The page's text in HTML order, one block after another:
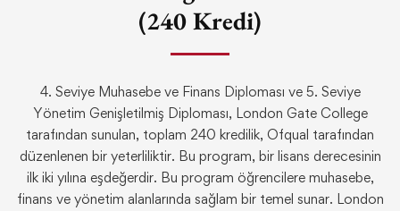
(240 Kredi)
4. Seviye Muhasebe ve Finans Diploması ve 5. Seviye
Yönetim Genişletilmiş Diploması, London Gate College
tarafından sunulan, toplam 240 kredilik, Ofqual tarafından
düzenlenen bir yeterliliktir. Bu program, bir lisans derecesinin
ilk iki yılına eşdeğerdir. Bu program öğrencilere muhasebe,
finans ve yönetim alanlarında sağlam bir temel sunar. London